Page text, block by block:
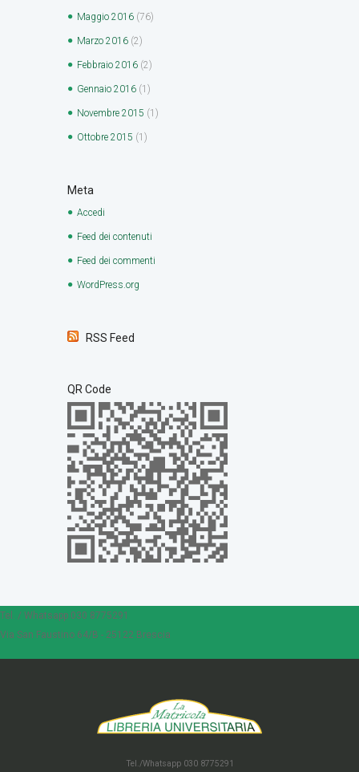
Maggio 2016 (76)
Marzo 2016 (2)
Febbraio 2016 (2)
Gennaio 2016 (1)
Novembre 2015 (1)
Ottobre 2015 (1)
Meta
Accedi
Feed dei contenuti
Feed dei commenti
WordPress.org
RSS Feed
QR Code
Tel. / Whatsapp 030 8775291
Via San Faustino 64/B - 25122 Brescia
Tel./Whatsapp 030 8775291